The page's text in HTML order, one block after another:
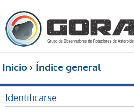
Inicio Índice general
Identificarse